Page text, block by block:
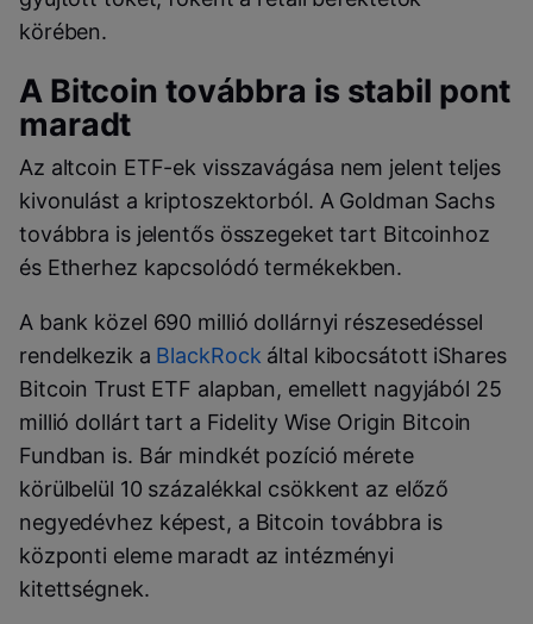
körében.
A Bitcoin továbbra is stabil pont
maradt
Az altcoin ETF-ek visszavágása nem jelent teljes
kivonulást a kriptoszektorból. A Goldman Sachs
továbbra is jelentős összegeket tart Bitcoinhoz
és Etherhez kapcsolódó termékekben.
A bank közel 690 millió dollárnyi részesedéssel
rendelkezik a BlackRock által kibocsátott iShares
Bitcoin Trust ETF alapban, emellett nagyjából 25
millió dollárt tart a Fidelity Wise Origin Bitcoin
Fundban is. Bár mindkét pozíció mérete
körülbelül 10 százalékkal csökkent az előző
negyedévhez képest, a Bitcoin továbbra is
központi eleme maradt az intézményi
kitettségnek.